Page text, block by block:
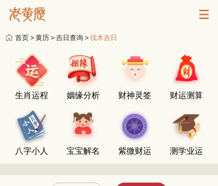
首页>黄历>吉日查询 >伐木吉日
生肖运程 姻缘分析 财神灵签 财运测算
八字小人 宝宝解名 紫微财运 测学业运